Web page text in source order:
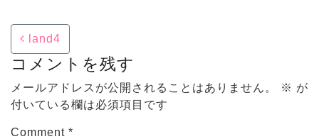
Post navigation
land4
コメントを残す
メールアドレスが公開されることはありません。 ※ が
付いている欄は必須項目です
Comment *